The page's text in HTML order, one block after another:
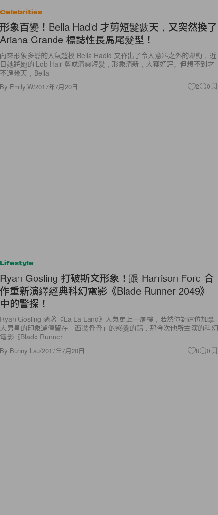
Celebrities
形象百變！Bella Hadid 才剪短髮數天，又突然換了
Ariana Grande 標誌性長馬尾髮型！
向來形象多變的人氣超模 Bella Hadid 又作出了令人意料之外的舉動，近
日她將她的 Lob Hair 剪成清爽短髮，形象清新，大獲好評。但想不到才
不過幾天，Bella
By Emily.W/2017年7月20日 2 0
Lifestyle
Ryan Gosling 打破斯文形象！跟 Harrison Ford 合
作重新演繹經典科幻電影《Blade Runner 2049》
中的警探！
Ryan Gosling 憑著《La La Land》人氣更上一層樓，若然你對這位加拿
大男星的印象還停留在「西裝骨骨」的感覺的話，那今次他所主演的科幻
電影《Blade Runner
By Bunny Lau/2017年7月20日 8 0